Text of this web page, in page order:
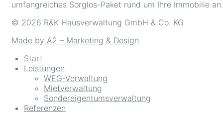
umfangreiches Sorglos-Paket rund um Ihre Immobilie an.
© 2026 R&K Hausverwaltung GmbH & Co. KG
Made by A2 – Marketing & Design
Start
Leistungen
WEG-Verwaltung
Mietverwaltung
Sondereigentumsverwaltung
Referenzen